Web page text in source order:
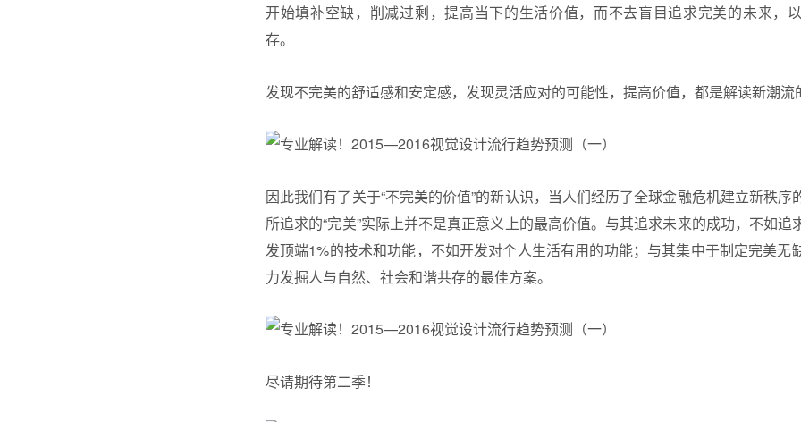
开始填补空缺，削减过剩，提高当下的生活价值，而不去盲目追求完美的未来，
存。
发现不完美的舒适感和安定感，发现灵活应对的可能性，提高价值，都是解读新潮流
因此我们有了关于“不完美的价值”的新认识，当人们经历了全球金融危机建立新秩序
所追求的“完美”实际上并不是真正意义上的最高价值。与其追求未来的成功，不如追
发顶端1%的技术和功能，不如开发对个人生活有用的功能；与其集中于制定完美无
力发掘人与自然、社会和谐共存的最佳方案。
尽请期待第二季！